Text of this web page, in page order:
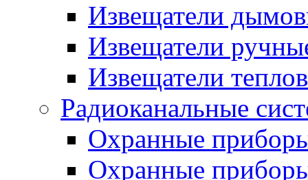
Извещатели
Извещатели
Извещатели
Радиоканальные
Охранные
Охранные